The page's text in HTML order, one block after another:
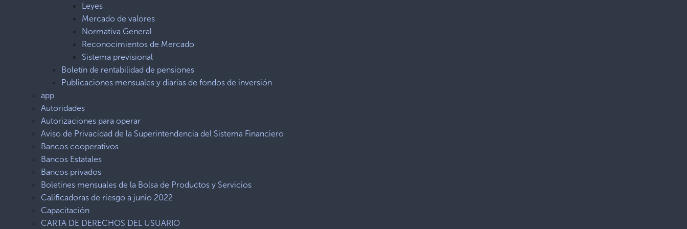
Leyes
Mercado de valores
Normativa General
Reconocimientos de Mercado
Sistema previsional
Boletín de rentabilidad de pensiones
Publicaciones mensuales y diarias de fondos de inversión
app
Autoridades
Autorizaciones para operar
Aviso de Privacidad de la Superintendencia del Sistema Financiero
Bancos cooperativos
Bancos Estatales
Bancos privados
Boletines mensuales de la Bolsa de Productos y Servicios
Calificadoras de riesgo a junio 2022
Capacitación
CARTA DE DERECHOS DEL USUARIO